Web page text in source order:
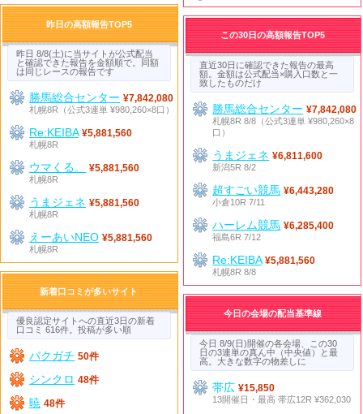
昨日の高額報告TOP5
昨日 8/8(土)に当サイトが公式配当
と確認できた報告を金額順で。同額
は同じレースの報告です
勝馬総合センター ¥7,842,080
札幌8R（公式3連単 ¥980,260×8口）
Re:KEIBA ¥5,881,560
札幌8R
ウマくる。
¥5,881,560
札幌8R
うまジェネ ¥5,881,560
札幌8R
えーあいNEO ¥5,881,560
札幌8R
この30日の高額報告TOP5
直近30日に確認できた報告の最高
額。金額は公式配当×購入口数と一
致したものだけ
勝馬総合センター ¥7,842,080
札幌8R 8/8（公式3連単 ¥980,260×8
口）
うまジェネ ¥6,811,600
新潟5R 8/2
超すごい競馬 ¥6,443,280
小倉10R 7/11
ハーレム競馬 ¥6,285,400
福島6R 7/12
Re:KEIBA ¥5,881,560
札幌8R 8/8
新着口コミが多いサイト
優良認定サイトへの直近3日の新着
口コミ 616件。投稿が多い順
バクガチ 50件
シンクロ 48件
暁 48件
今日の会場の配当基準線
今日 8/9(日)開催の各会場、この30
日の3連単の真ん中（中央値）と最
高。大きな数字の物差しに
帯広¥15,850
13開催日・最高 帯広12R ¥362,030